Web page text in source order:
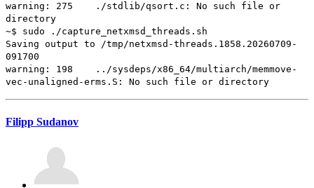
warning: 275 ./stdlib/qsort.c: No such file or
directory
~$ sudo ./capture_netxmsd_threads.sh
Saving output to /tmp/netxmsd-threads.1858.20260709-
091700
warning: 198 ../sysdeps/x86_64/multiarch/memmove-
vec-unaligned-erms.S: No such file or directory
Filipp Sudanov